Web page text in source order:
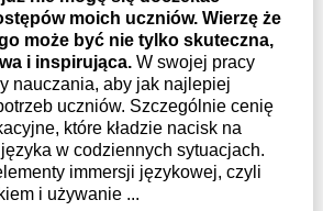
moich uczniów. Wierzę że
może być nie tylko skuteczna,
i inspirująca. W swojej pracy
nauczania, aby jak najlepiej
uczniów. Szczególnie cenię
które kładzie nacisk na
w codziennych sytuacjach.
immersji językowej, czyli
i używanie ...